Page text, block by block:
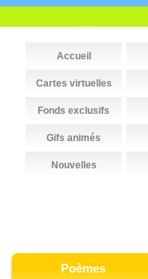
Accueil
Cartes virtuelles
Fonds exclusifs
Gifs animés
Nouvelles
Poèmes